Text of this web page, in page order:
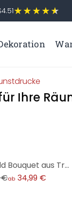
4.51
Ihre
Leinwandbild Bouquet aus Trockenblumen - Treechild - Panorama
€ab 34,99 €